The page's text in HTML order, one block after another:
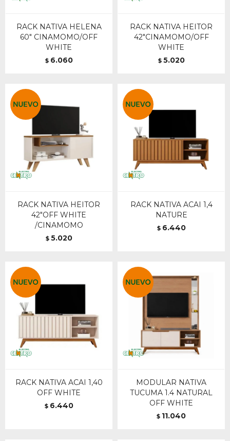
RACK NATIVA HELENA
60" CINAMOMO/OFF
WHITE
$ 6.060
RACK NATIVA HEITOR
42"CINAMOMO/OFF
WHITE
$ 5.020
RACK NATIVA HEITOR
42"OFF WHITE
/CINAMOMO
$ 5.020
RACK NATIVA ACAI 1,4
NATURE
$ 6.440
RACK NATIVA ACAI 1,40
OFF WHITE
$ 6.440
MODULAR NATIVA
TUCUMA 1.4 NATURAL
OFF WHITE
$ 11.040